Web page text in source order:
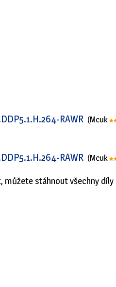
RAWR (Mcuk
RAWR (Mcuk
můžete stáhnout všechny díly